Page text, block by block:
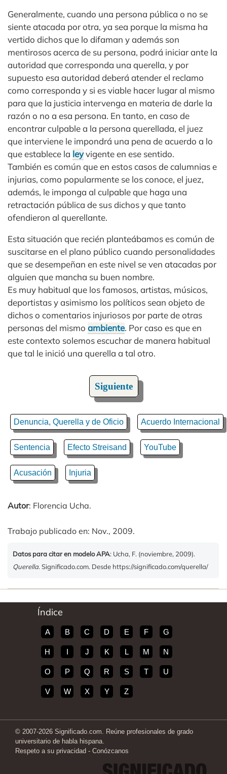
Generalmente, cuando una persona pública o no se
siente atacada por otra, ya sea porque la misma ha
vertido dichos que lo difaman y además son
mentirosos acerca de su persona, podrá iniciar ante la
autoridad que corresponda una querella, y por
supuesto esa autoridad deberá atender el reclamo
como corresponda y si es viable hacer lugar al mismo
para que la justicia intervenga en materia de darle la
razón o no a esa persona. En tanto, en caso de
encontrar culpable a la persona querellada, el juez
que interviene le impondrá una pena de acuerdo a lo
que establece la leyvigente en ese sentido.
También es común que en estos casos de calumnias e
injurias, como popularmente se los conoce, el juez,
además, le imponga al culpable que haga una
retractación pública de sus dichos y que tanto
ofendieron al querellante.
Esta situación que recién planteábamos es común de
suscitarse en el plano público cuando personalidades
que se desempeñan en este nivel se ven atacadas por
alguien que mancha su buen nombre.
Es muy habitual que los famosos, artistas, músicos,
deportistas y asimismo los políticos sean objeto de
dichos o comentarios injuriosos por parte de otras
personas del mismo ambiente. Por caso es que en
este contexto solemos escuchar de manera habitual
que tal le inició una querella a tal otro.
Siguiente
Denuncia, Querella y de Oficio Acuerdo Internacional
Sentencia Efecto Streisand YouTube
Acusación Injuria
Autor: Florencia Ucha.
Trabajo publicado en: Nov., 2009.
Datos para citar en modelo APA: Ucha, F. (noviembre, 2009).
Querella. Significado.com. Desde https://significado.com/querella/
Índice
A B C D E F G
H I J K L M N
O P Q R S T U
V W X Y Z
© 2007-2026 Significado.com. Reúne profesionales de grado
universitario de habla hispana.
Respeto a su privacidad - Conózcanos